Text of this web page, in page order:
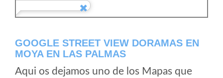
GOOGLE STREET VIEW DORAMAS EN
MOYA EN LAS PALMAS
Aqui os dejamos uno de los Mapas que